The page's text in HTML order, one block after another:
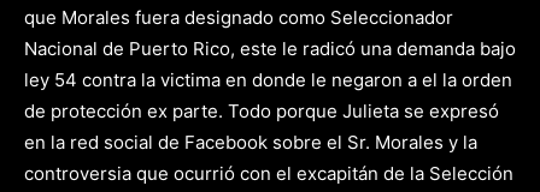
que Morales fuera designado como Seleccionador
Nacional de Puerto Rico, este le radicó una demanda bajo
ley 54 contra la victima en donde le negaron a el la orden
de protección ex parte. Todo porque Julieta se expresó
en la red social de Facebook sobre el Sr. Morales y la
controversia que ocurrió con el excapitán de la Selección